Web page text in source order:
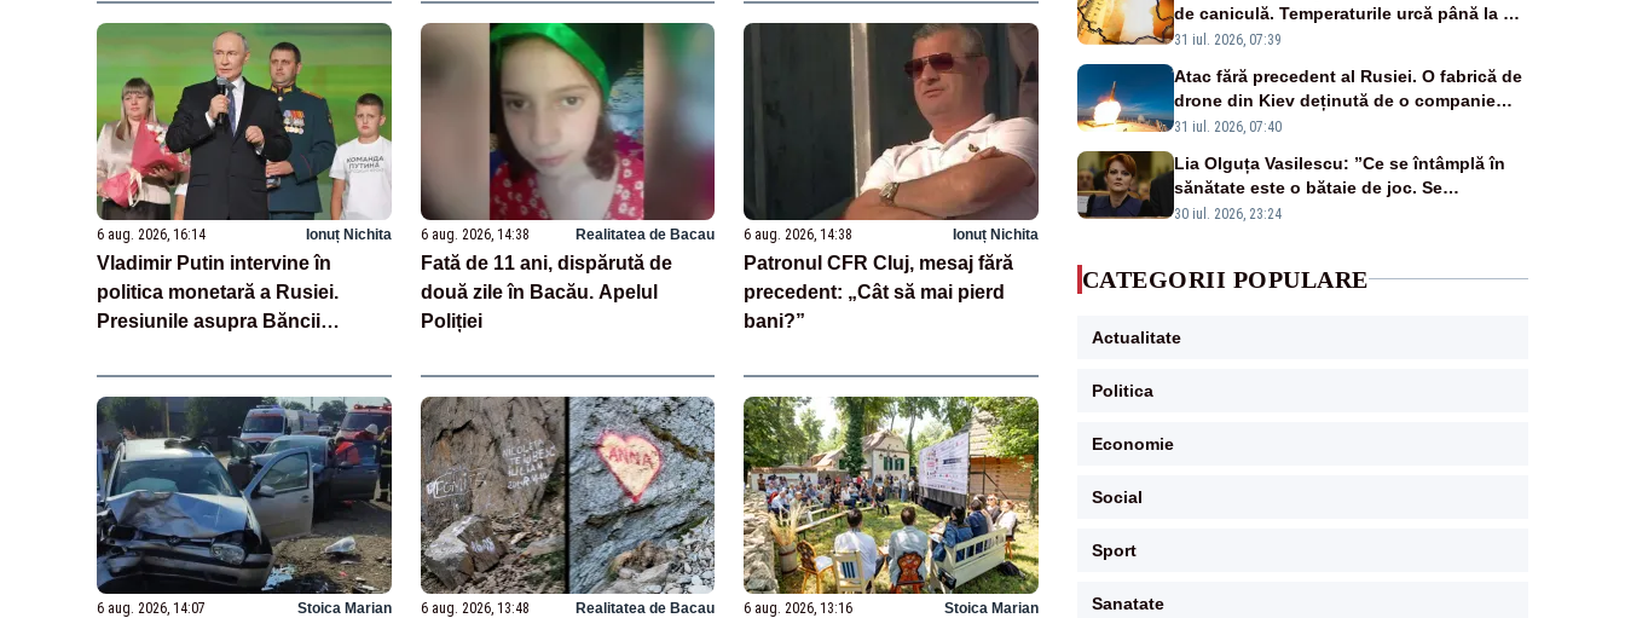
6 aug. 2026, 16:14 Ionuț Nichita
Vladimir Putin intervine în
politica monetară a Rusiei.
Presiunile asupra Băncii
6 aug. 2026, 14:38 Realitatea de Bacau
Fată de 11 ani, dispărută de
două zile în Bacău. Apelul
Poliției
6 aug. 2026, 14:38 Ionuț Nichita
Patronul CFR Cluj, mesaj fără
precedent: „Cât să mai pierd
bani?”
6 aug. 2026, 14:07 Stoica Marian 6 aug. 2026, 13:48 Realitatea de Bacau 6 aug. 2026, 13:16 Stoica Marian
de caniculă. Temperaturile urcă până la 38
de grade, iar nopțile devin tropicale
31 iul. 2026, 07:39
Atac fără precedent al Rusiei. O fabrică de
drone din Kiev deținută de o companie
americană, distrusă de o rachetă rusească
31 iul. 2026, 07:40
Lia Olguța Vasilescu: ”Ce se întâmplă în
sănătate este o bătaie de joc. Se
guvernează extraordinar de prost”
30 iul. 2026, 23:24
CATEGORII POPULARE
Actualitate
Politica
Economie
Social
Sport
Sanatate